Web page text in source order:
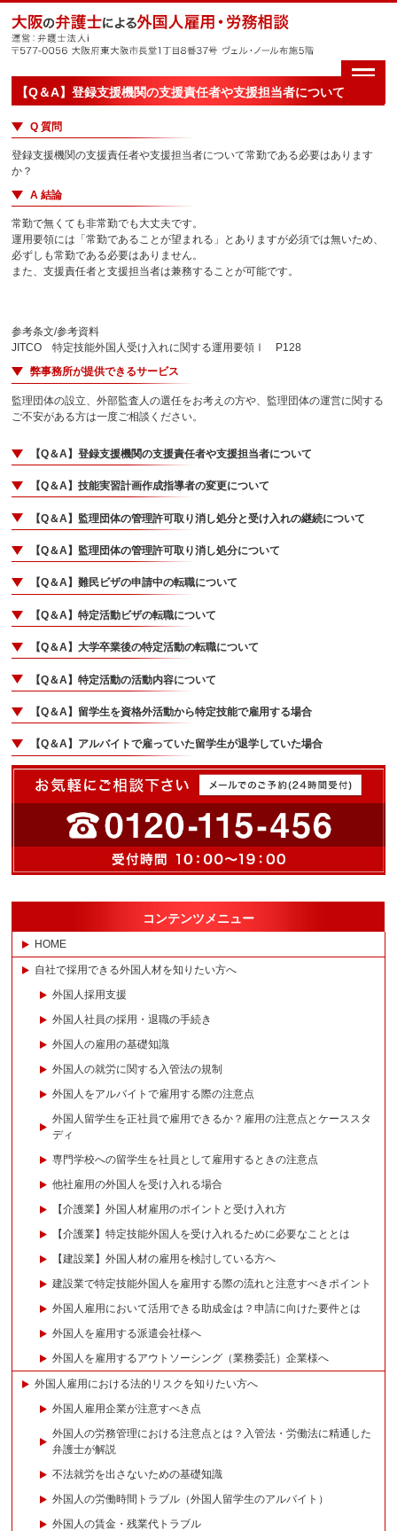
【Q＆A】登録支援機関の支援責任者や支援担当者について
Q 質問
登録支援機関の支援責任者や支援担当者について常勤である必要はあります
か？
A 結論
常勤で無くても非常勤でも大丈夫です。
運用要領には「常勤であることが望まれる」とありますが必須では無いため、
必ずしも常勤である必要はありません。
また、支援責任者と支援担当者は兼務することが可能です。
参考条文/参考資料
JITCO 特定技能外国人受け入れに関する運用要領Ⅰ P128
弊事務所が提供できるサービス
監理団体の設立、外部監査人の選任をお考えの方や、監理団体の運営に関する
ご不安がある方は一度ご相談ください。
【Q＆A】登録支援機関の支援責任者や支援担当者について
【Q＆A】技能実習計画作成指導者の変更について
【Q＆A】監理団体の管理許可取り消し処分と受け入れの継続について
【Q＆A】監理団体の管理許可取り消し処分について
【Q＆A】難民ビザの申請中の転職について
【Q＆A】特定活動ビザの転職について
【Q＆A】大学卒業後の特定活動の転職について
【Q＆A】特定活動の活動内容について
【Q＆A】留学生を資格外活動から特定技能で雇用する場合
【Q＆A】アルバイトで雇っていた留学生が退学していた場合
コンテンツメニュー
HOME
自社で採用できる外国人材を知りたい方へ
外国人採用支援
外国人社員の採用・退職の手続き
外国人の雇用の基礎知識
外国人の就労に関する入管法の規制
外国人をアルバイトで雇用する際の注意点
外国人留学生を正社員で雇用できるか？雇用の注意点とケーススタ
ディ
専門学校への留学生を社員として雇用するときの注意点
他社雇用の外国人を受け入れる場合
【介護業】外国人材雇用のポイントと受け入れ方
【介護業】特定技能外国人を受け入れるために必要なこととは
【建設業】外国人材の雇用を検討している方へ
建設業で特定技能外国人を雇用する際の流れと注意すべきポイント
外国人雇用において活用できる助成金は？申請に向けた要件とは
外国人を雇用する派遣会社様へ
外国人を雇用するアウトソーシング（業務委託）企業様へ
外国人雇用における法的リスクを知りたい方へ
外国人雇用企業が注意すべき点
外国人の労務管理における注意点とは？入管法・労働法に精通した
弁護士が解説
不法就労を出さないための基礎知識
外国人の労働時間トラブル（外国人留学生のアルバイト）
外国人の賃金・残業代トラブル